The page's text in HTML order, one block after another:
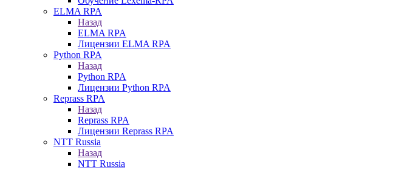
ELMA RPA
Назад
ELMA RPA
Лицензии ELMA RPA
Python RPA
Назад
Python RPA
Лицензии Python RPA
Reprass RPA
Назад
Reprass RPA
Лицензии Reprass RPA
NTT Russia
Назад
NTT Russia